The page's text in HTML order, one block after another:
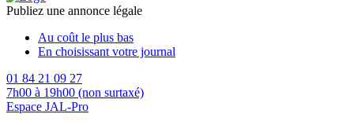
Publiez une annonce légale
Au coût le plus bas
En choisissant votre journal
01 84 21 09 27
7h00 à 19h00 (non surtaxé)
Espace JAL-Pro